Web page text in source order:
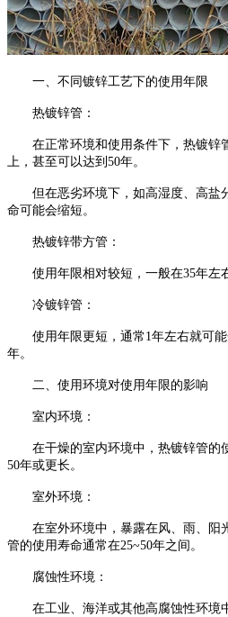
一、不同镀锌工艺下的使用年限
热镀锌管：
在正常环境和使用条件下，热镀锌
上，甚至可以达到50年。
但在恶劣环境下，如高湿度、高盐
命可能会缩短。
热镀锌带方管：
使用年限相对较短，一般在35年左右
冷镀锌管：
使用年限更短，通常1年左右就可能
年。
二、使用环境对使用年限的影响
室内环境：
在干燥的室内环境中，热镀锌管的
50年或更长。
室外环境：
在室外环境中，暴露在风、雨、阳
管的使用寿命通常在25~50年之间。
腐蚀性环境：
在工业、海洋或其他高腐蚀性环境